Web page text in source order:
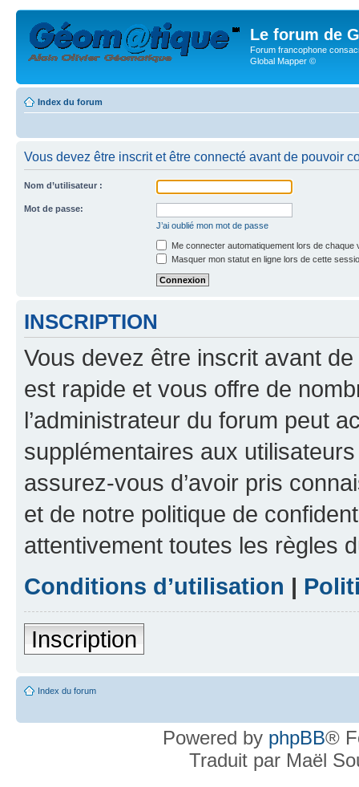
Le forum de
Forum francophone
Global Mapper ©
Index du forum
Vous devez être inscrit et être connecté avant de pouvoir
Nom d’utilisateur :
Mot de passe:
J’ai oublié mon mot de passe
Me connecter automatiquement lors de chaque
Masquer mon statut en ligne lors de cette
INSCRIPTION
Vous devez être inscrit avant
est rapide et vous offre de
l’administrateur du forum peut
supplémentaires aux
assurez-vous d’avoir pris
et de notre politique de
attentivement toutes les règles
Conditions d’utilisation |
Inscription
Index du forum
Powered by phpBB®
Traduit par Maël